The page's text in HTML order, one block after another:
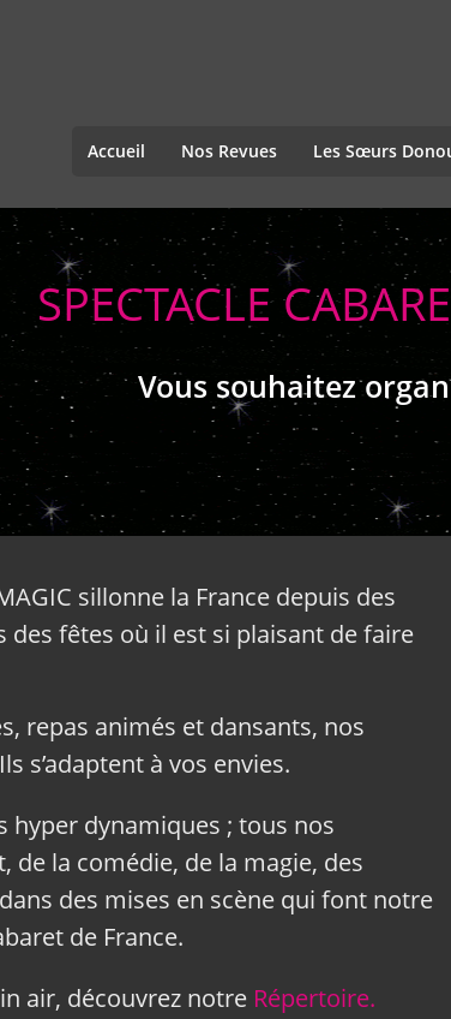
Accueil Nos Revues Les Sœurs
SPECTACLE
Vous souhaitez
sillonne la France depuis des
des fêtes où il est si plaisant de faire
repas animés et dansants, nos
s’adaptent à vos envies.
hyper dynamiques ; tous nos
de la comédie, de la magie, des
des mises en scène qui font notre
de France.
air, découvrez notre Répertoire.